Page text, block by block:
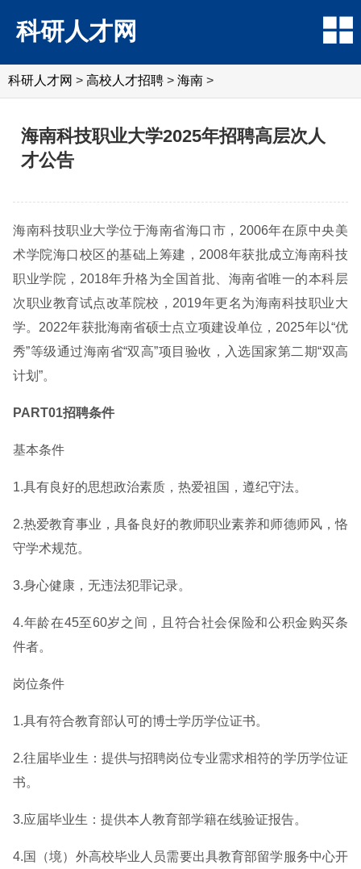
科研人才网
科研人才网 > 高校人才招聘 > 海南 >
海南科技职业大学2025年招聘高层次人
才公告
海南科技职业大学位于海南省海口市，2006年在原中央美
术学院海口校区的基础上筹建，2008年获批成立海南科技
职业学院，2018年升格为全国首批、海南省唯一的本科层
次职业教育试点改革院校，2019年更名为海南科技职业大
学。2022年获批海南省硕士点立项建设单位，2025年以“优
秀”等级通过海南省“双高”项目验收，入选国家第二期“双高
计划”。
PART01招聘条件
基本条件
1.具有良好的思想政治素质，热爱祖国，遵纪守法。
2.热爱教育事业，具备良好的教师职业素养和师德师风，恪
守学术规范。
3.身心健康，无违法犯罪记录。
4.年龄在45至60岁之间，且符合社会保险和公积金购买条
件者。
岗位条件
1.具有符合教育部认可的博士学历学位证书。
2.往届毕业生：提供与招聘岗位专业需求相符的学历学位证
书。
3.应届毕业生：提供本人教育部学籍在线验证报告。
4.国（境）外高校毕业人员需要出具教育部留学服务中心开